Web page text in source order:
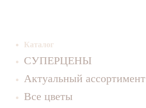
Каталог
СУПЕРЦЕНЫ
Актуальный ассортимент
Все цветы